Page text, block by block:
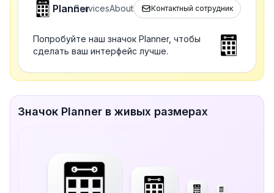
PlannerServicesAbout Контактный сотрудник
Попробуйте наш значок Planner, чтобы
сделать ваш интерфейс лучше.
Значок Planner в живых размерах